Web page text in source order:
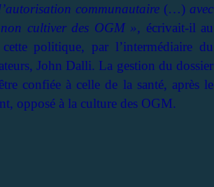
communautaire (…)avec
cultiver des OGM », écrivait-il au
politique, par l’intermédiaire du
John Dalli. La gestion du dossier
confiée à celle de la santé, après le
opposé à la culture des OGM.